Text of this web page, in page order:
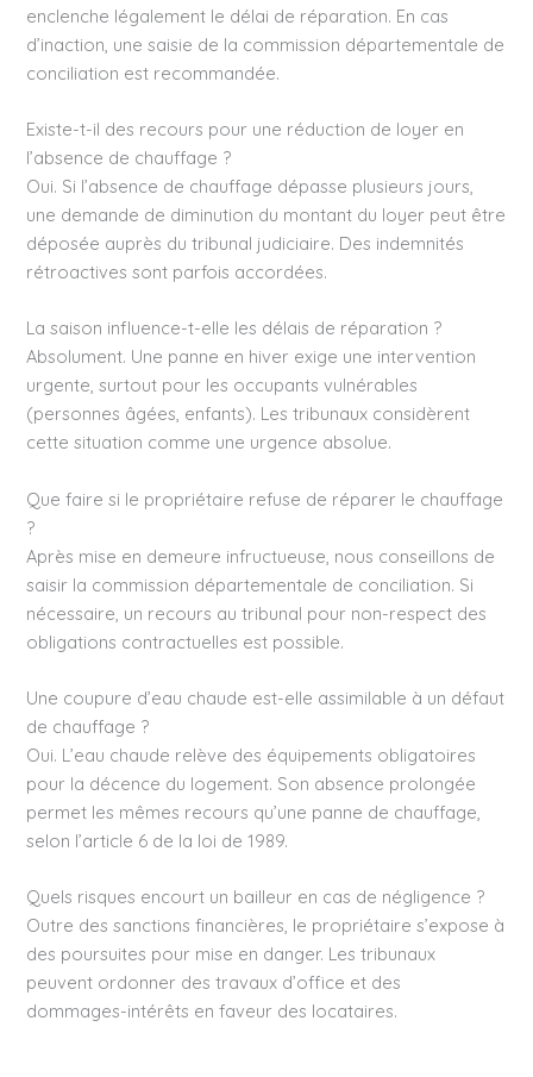
enclenche légalement le délai de réparation. En cas
d’inaction, une saisie de la commission départementale de
conciliation est recommandée.
Existe-t-il des recours pour une réduction de loyer en
l’absence de chauffage ?
Oui. Si l’absence de chauffage dépasse plusieurs jours,
une demande de diminution du montant du loyer peut être
déposée auprès du tribunal judiciaire. Des indemnités
rétroactives sont parfois accordées.
La saison influence-t-elle les délais de réparation ?
Absolument. Une panne en hiver exige une intervention
urgente, surtout pour les occupants vulnérables
(personnes âgées, enfants). Les tribunaux considèrent
cette situation comme une urgence absolue.
Que faire si le propriétaire refuse de réparer le chauffage
?
Après mise en demeure infructueuse, nous conseillons de
saisir la commission départementale de conciliation. Si
nécessaire, un recours au tribunal pour non-respect des
obligations contractuelles est possible.
Une coupure d’eau chaude est-elle assimilable à un défaut
de chauffage ?
Oui. L’eau chaude relève des équipements obligatoires
pour la décence du logement. Son absence prolongée
permet les mêmes recours qu’une panne de chauffage,
selon l’article 6 de la loi de 1989.
Quels risques encourt un bailleur en cas de négligence ?
Outre des sanctions financières, le propriétaire s’expose à
des poursuites pour mise en danger. Les tribunaux
peuvent ordonner des travaux d’office et des
dommages-intérêts en faveur des locataires.